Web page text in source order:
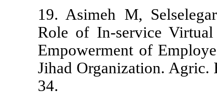
19. Asimeh
Role of In-
Jihad